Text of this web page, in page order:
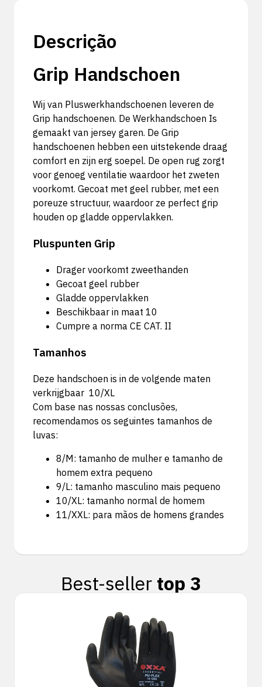
Descrição
Grip Handschoen
Wij van Pluswerkhandschoenen leveren de
Grip handschoenen. De Werkhandschoen Is
gemaakt van jersey garen. De Grip
handschoenen hebben een uitstekende draag
comfort en zijn erg soepel. De open rug zorgt
voor genoeg ventilatie waardoor het zweten
voorkomt. Gecoat met geel rubber, met een
poreuze structuur, waardoor ze perfect grip
houden op gladde oppervlakken.
Pluspunten Grip
Drager voorkomt zweethanden
Gecoat geel rubber
Gladde oppervlakken
Beschikbaar in maat 10
Cumpre a norma CE CAT. II
Tamanhos
Deze handschoen is in de volgende maten
verkrijgbaar 10/XL
Com base nas nossas conclusões,
recomendamos os seguintes tamanhos de
luvas:
8/M: tamanho de mulher e tamanho de
homem extra pequeno
9/L: tamanho masculino mais pequeno
10/XL: tamanho normal de homem
11/XXL: para mãos de homens grandes
Best-seller top 3